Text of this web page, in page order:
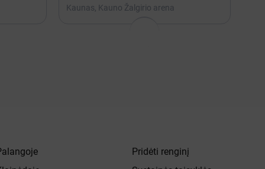
Kaunas, Kauno Žalgirio arena
Pridėti renginį